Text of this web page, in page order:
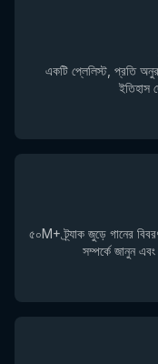
একটি প্লেলিস্ট, প্রতি
ইতিহাস
৫০M+ ট্র্যাক জুড়ে গানের
সম্পর্কে জানুন